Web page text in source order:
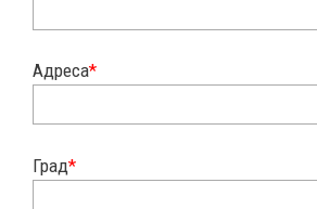
Адреса*
Град*